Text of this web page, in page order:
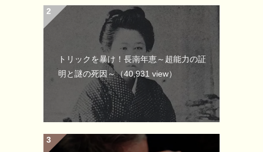
トリックを暴け！長南年恵～超能力の証
明と謎の死因～（40,931 view）